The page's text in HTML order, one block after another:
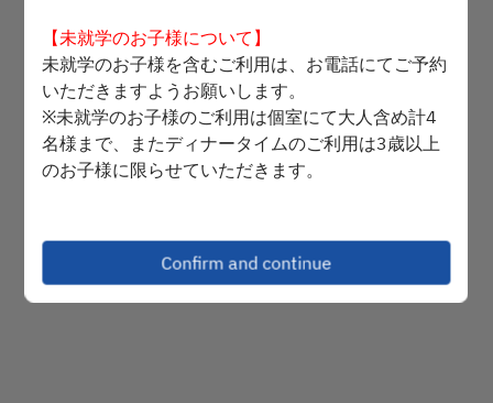
Select a time
Select service type
Find availability
Powered by
【未就学のお子様について】
未就学のお子様を含むご利用は、お電話にてご予約
いただきますようお願いします。
※未就学のお子様のご利用は個室にて大人含め計4
名様まで、またディナータイムのご利用は3歳以上
のお子様に限らせていただきます。
誕生日・お祝い等のお客様へは、デザートにメッセ
ージ付きチョコレートプレートを、添えさせて頂き
ます。
Confirm and continue